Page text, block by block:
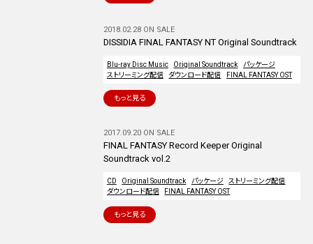
2018.02.28 ON SALE
DISSIDIA FINAL FANTASY NT Original Soundtrack
Blu-ray Disc Music Original Soundtrack
パッケージ
ストリーミング配信
ダウンロード配信 FINAL FANTASY OST
もっと見る
2017.09.20 ON SALE
FINAL FANTASY Record Keeper Original
Soundtrack vol.2
CD Original Soundtrack パッケージ
ストリーミング配信
ダウンロード配信
FINAL FANTASY OST
もっと見る